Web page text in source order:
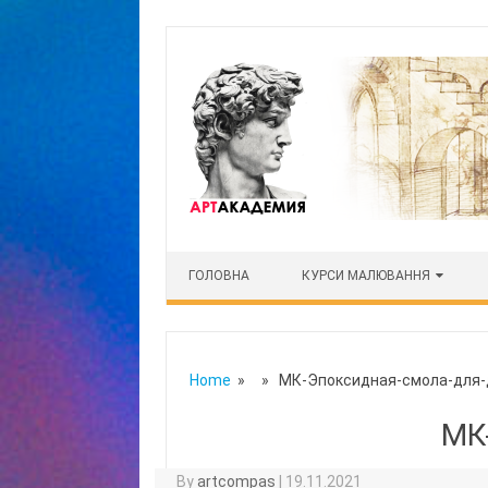
ГОЛОВНА КУРСИ МАЛЮВАННЯ
Home » » МК-Эпоксидная-смола-для-
Byartcompas 19.11.2021